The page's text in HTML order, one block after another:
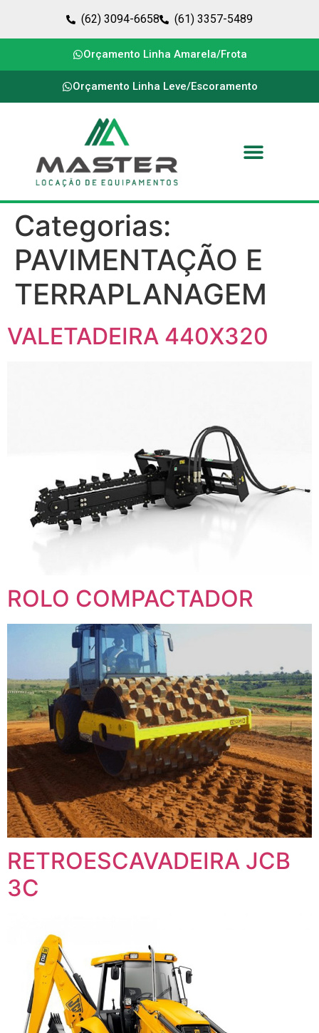
(62) 3094-6658 (61) 3357-5489
Orçamento Linha Amarela/Frota
Orçamento Linha Leve/Escoramento
Categorias:
PAVIMENTAÇÃO E
TERRAPLANAGEM
VALETADEIRA 440X320
ROLO COMPACTADOR
RETROESCAVADEIRA JCB
3C